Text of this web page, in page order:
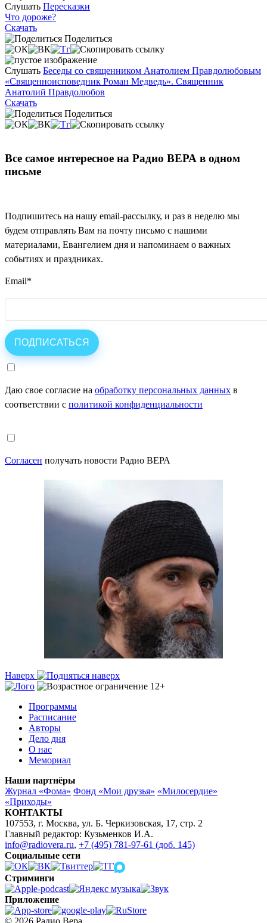
Слушать Пересказки
Что дороже?
Скачать
Поделиться
Слушать Беседы со священником Анатолием Правдолюбовым
«Священноисповедник Роман Медведь». Священник
Анатолий Правдолюбов
Скачать
Поделиться
Все самое интересное на Радио ВЕРА в одном
письме
Подпишитесь на нашу email-рассылку, и раз в неделю мы
будем отправлять Вам на почту письмо с нашими
материалами, Евангелием дня и напоминаем о важных
событиях и праздниках.
Email*
Даю свое согласие на обработку персональных данных в
соответствии с политикой конфиденциальности
Согласен получать новости Радио ВЕРА
Наверх
Программы
Расписание
Авторы
Дело дня
О нас
Мемориал
Наши партнёры
Журнал «Фома» Фонд «Мои друзья» «Милосердие»
«Приходы»
КОНТАКТЫ
107553, г. Москва, ул. Б. Черкизовская, 17, стр. 2
Главный редактор: Кузьменков И.А.
info@radiovera.ru, +7 (495) 781-97-61 (доб. 145)
Социальные сети
Стриминги
Приложение
© 2026 Радио Вера